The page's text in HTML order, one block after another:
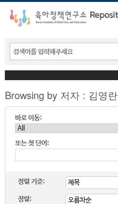
Browsing by 저자 : 김영란
바로 이동:
또는 첫 단어:
정렬 기준:
정렬: